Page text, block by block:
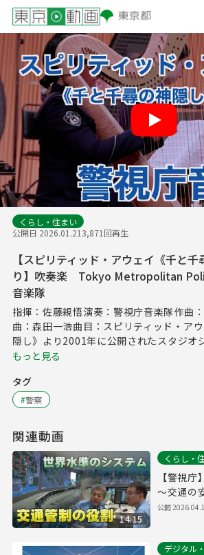
Play
くらし・住まい
公開日 2026.01.213,871回再生
【スピリティッド・アウェイ《千と
り】吹奏楽 Tokyo Metropolitan
音楽隊
指揮：佐藤親悟演奏：警視庁音楽隊作曲
曲：森田一浩曲目：スピリティッド・ア
隠し》より2001年に公開されたスタジオ
もっと見る
タグ
#警察
関連動画
14:15
くらし・
【警視
～交通の
公開
デジタル